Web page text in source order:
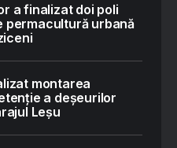
a finalizat doi poli
permacultură urbană
montarea
a deșeurilor
Leșu